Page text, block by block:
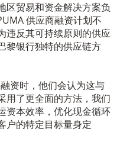
区贸易和资金解决方案负
供应商融资计划不
违反其可持续原则的供应
黎银行独特的供应链方
资时，他们会认为这与
用了更全面的方法，我们
资本效率，优化现金循环
户的特定目标量身定